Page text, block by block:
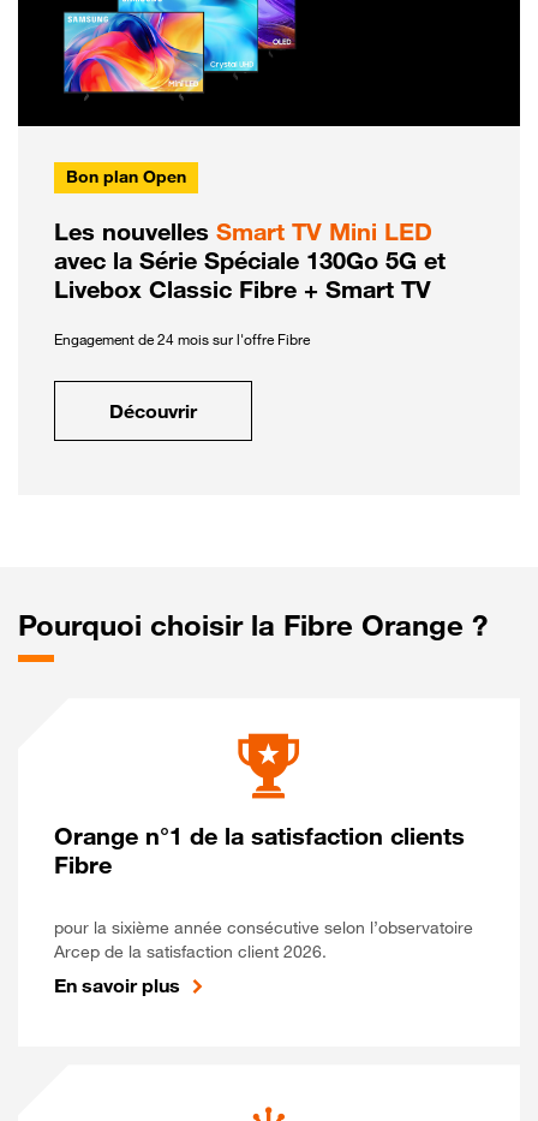
Bon plan Open
Les nouvelles Smart TV Mini LED
avec la Série Spéciale 130Go 5G et
Livebox Classic Fibre + Smart TV
Engagement de 24 mois sur l'offre Fibre
Découvrir
Pourquoi choisir la Fibre Orange ?
Orange n°1 de la satisfaction clients
Fibre
pour la sixième année consécutive selon l’observatoire
Arcep de la satisfaction client 2026.
En savoir plus